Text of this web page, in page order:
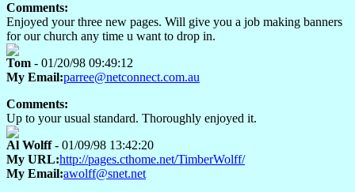
Comments:
Enjoyed your three new pages. Will give you a job making banners
for our church any time u want to drop in.
Tom - 01/20/98 09:49:12
My Email:parree@netconnect.com.au
Comments:
Up to your usual standard. Thoroughly enjoyed it.
Al Wolff- 01/09/98 13:42:20
My URL:http://pages.cthome.net/TimberWolff/
My Email:awolff@snet.net